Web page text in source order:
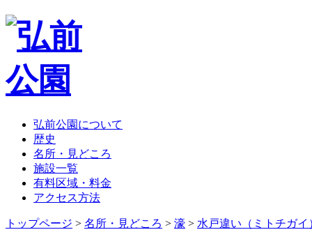
弘前公園について
歴史
名所・見どころ
施設一覧
有料区域・料金
アクセス方法
トップページ > 名所・見どころ > 濠 > 水戸違い（ミトチガイ